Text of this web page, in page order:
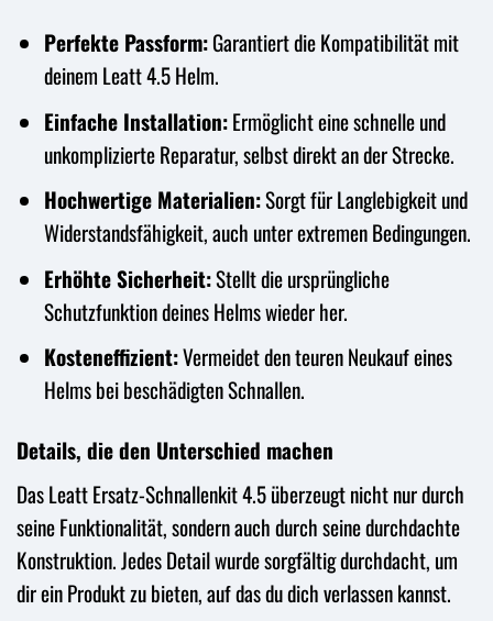
Perfekte Passform:Garantiert die Kompatibilität mit
deinem Leatt 4.5 Helm.
Einfache Installation:Ermöglicht eine schnelle und
unkomplizierte Reparatur, selbst direkt an der Strecke.
Hochwertige Materialien:Sorgt für Langlebigkeit und
Widerstandsfähigkeit, auch unter extremen Bedingungen.
Erhöhte Sicherheit:Stellt die ursprüngliche
Schutzfunktion deines Helms wieder her.
Kosteneffizient:Vermeidet den teuren Neukauf eines
Helms bei beschädigten Schnallen.
Details, die den Unterschied machen
Das Leatt Ersatz-Schnallenkit 4.5 überzeugt nicht nur durch
seine Funktionalität, sondern auch durch seine durchdachte
Konstruktion. Jedes Detail wurde sorgfältig durchdacht, um
dir ein Produkt zu bieten, auf das du dich verlassen kannst.